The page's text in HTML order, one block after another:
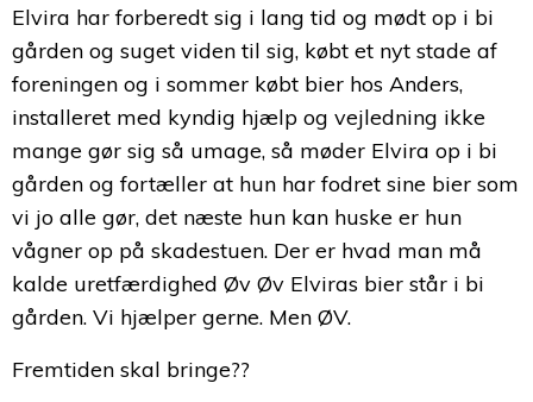
Elvira har forberedt sig i lang tid og mødt op i bi
gården og suget viden til sig, købt et nyt stade af
foreningen og i sommer købt bier hos Anders,
installeret med kyndig hjælp og vejledning ikke
mange gør sig så umage, så møder Elvira op i bi
gården og fortæller at hun har fodret sine bier som
vi jo alle gør, det næste hun kan huske er hun
vågner op på skadestuen. Der er hvad man må
kalde uretfærdighed Øv Øv Elviras bier står i bi
gården. Vi hjælper gerne. Men ØV.
Fremtiden skal bringe??